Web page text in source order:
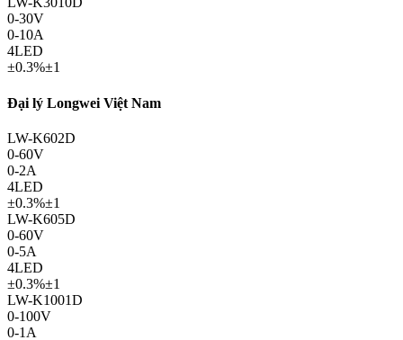
0-30V
0-10A
4LED
±0.3%±1
Đại lý Longwei Việt Nam
LW-K602D
0-60V
0-2A
4LED
±0.3%±1
LW-K605D
0-60V
0-5A
4LED
±0.3%±1
LW-K1001D
0-100V
0-1A